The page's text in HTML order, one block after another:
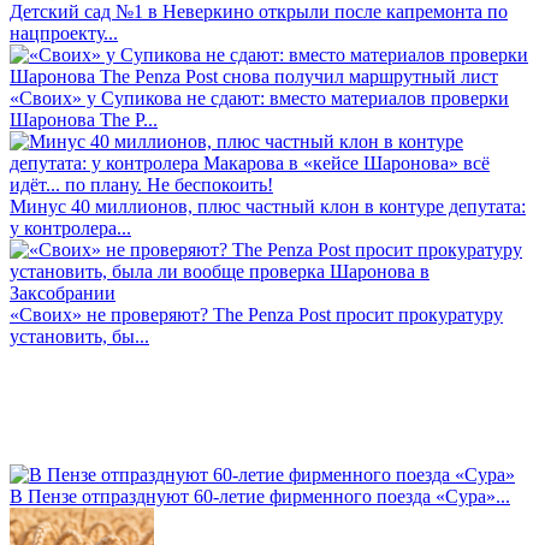
Детский сад №1 в Неверкино открыли после капремонта по
нацпроекту...
«Своих» у Супикова не сдают: вместо материалов проверки
Шаронова The P...
Минус 40 миллионов, плюс частный клон в контуре депутата:
у контролера...
«Своих» не проверяют? The Penza Post просит прокуратуру
установить, бы...
В Пензе отпразднуют 60-летие фирменного поезда «Сура»...